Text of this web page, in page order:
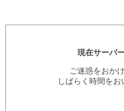
現在サーバ
ご迷惑をおか
しばらく時間を